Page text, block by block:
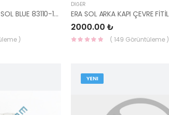
KAPI KASA LASTİĞİ ARKA SOL BLUE 83110-1R0004X-HMC
)
DIĞER
2000.00 ₺
( 149 Görüntüleme )
YENI